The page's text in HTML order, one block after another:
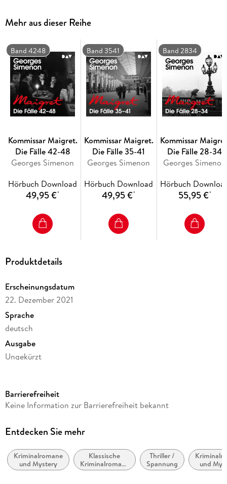
überwachen. Da erscheint eine dritte Person auf der
Bildfläche, die Schwägerin von Marton, der er sehr nahe zu
stehen scheint. Wer ist wirklich hier verrückt und wer will wen
umbringen? Maigrets 52. Fall spielt im 14. Arrondissement.
Mehr aus dieser Reihe
Band 4248
Kommissar Maigret.
Die Fälle 42-48
Georges Simenon
Hörbuch Download
49,95 €*
Band 3541
Kommissar Maigret.
Die Fälle 35-41
Georges Simenon
Hörbuch Download
49,95 €*
Band 2834
Kommissar
Die Fälle 28-34
Georges Simenon
Hörbuch
55,95 €*
Produktdetails
Erscheinungsdatum
22. Dezember 2021
Sprache
deutsch
Ausgabe
Ungekürzt
Laufzeit
Reihe
Autor/Autorin
Georges Simenon
Barrierefreiheit
Keine Information zur Barrierefreiheit bekannt
Entdecken Sie mehr
Kriminalromane
und Mystery
Klassische
Kriminalromane
und Mystery
Thriller /
Spannung
und
Cosy